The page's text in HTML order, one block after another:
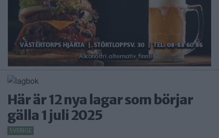
PRENUMERATION
SPORT
ÅSIKTER
KALENDER
KONTAKT
SAMARBETEN
Här är 12 nya lagar som börjar
gälla 1 juli 2025
SVERIGE